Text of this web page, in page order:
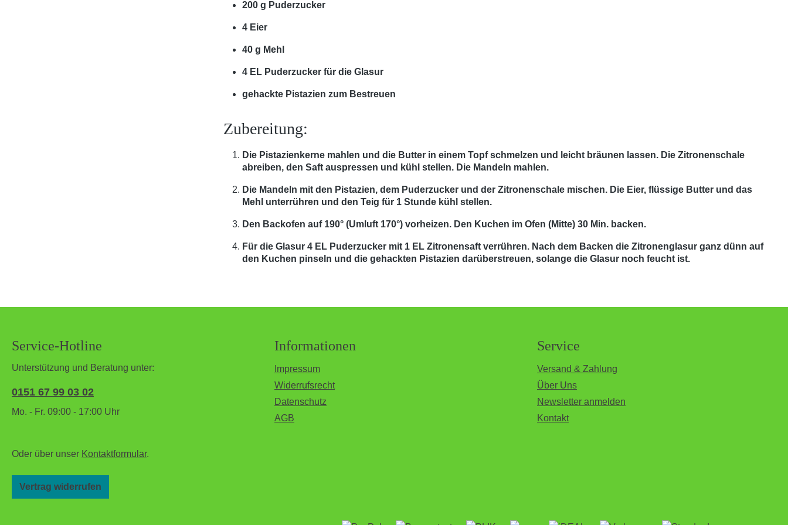
200 g Puderzucker
4 Eier
40 g Mehl
4 EL Puderzucker für die Glasur
gehackte Pistazien zum Bestreuen
Zubereitung:
Die Pistazienkerne mahlen und die Butter in einem Topf schmelzen und leicht bräunen lassen. Die Zitronenschale
abreiben, den Saft auspressen und kühl stellen. Die Mandeln mahlen.
Die Mandeln mit den Pistazien, dem Puderzucker und der Zitronenschale mischen. Die Eier, flüssige Butter und das
Mehl unterrühren und den Teig für 1 Stunde kühl stellen.
Den Backofen auf 190° (Umluft 170°) vorheizen. Den Kuchen im Ofen (Mitte) 30 Min. backen.
Für die Glasur 4 EL Puderzucker mit 1 EL Zitronensaft verrühren. Nach dem Backen die Zitronenglasur ganz dünn auf
den Kuchen pinseln und die gehackten Pistazien darüberstreuen, solange die Glasur noch feucht ist.
Service-Hotline
Unterstützung und Beratung unter:
0151 67 99 03 02
Mo. - Fr. 09:00 - 17:00 Uhr
Oder über unser Kontaktformular.
Vertrag widerrufen
Informationen
Impressum
Widerrufsrecht
Datenschutz
AGB
Service
Versand & Zahlung
Über Uns
Newsletter anmelden
Kontakt